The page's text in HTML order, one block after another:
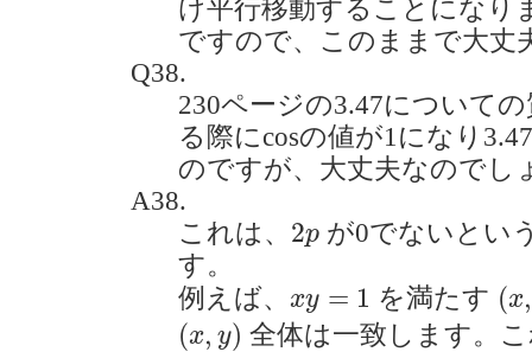
け平行移動することになり
ですので、このままで大丈
Q38.
230ページの3.47について
る際にcosの値が1になり
のですが、大丈夫なのでし
A38.
これは、 2p
2p が0でないとい
す。
例えば、
xy = 1
xy= を満たす (x,
(
(x, y)
( y)
全体は一致します。